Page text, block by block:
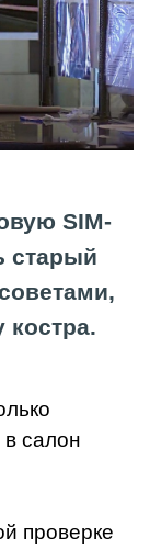
SIM-
старый
в салон
проверке